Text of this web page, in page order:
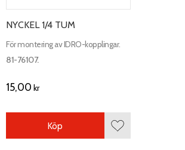
NYCKEL 1/4 TUM
För montering av IDRO-kopplingar.
81-76107.
15,00 kr
Lägg till i favoriter
Köp